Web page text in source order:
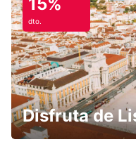
15%
dto.
Disfruta de